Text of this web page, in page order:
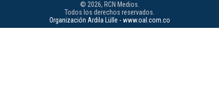
© 2026, RCN Medios.
Todos los derechos reservados.
Organización Ardila Lülle - www.oal.com.co